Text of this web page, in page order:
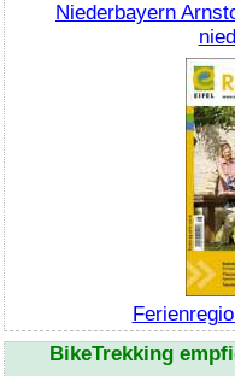
Niederbayern
BikeTrekking